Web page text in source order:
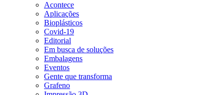
Acontece
Aplicações
Bioplásticos
Covid-19
Editorial
Em busca de soluções
Embalagens
Eventos
Gente que transforma
Grafeno